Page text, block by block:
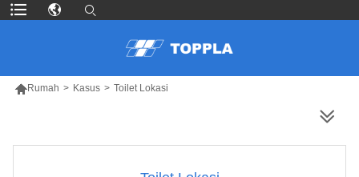
Rumah > Kasus > Toilet Lokasi